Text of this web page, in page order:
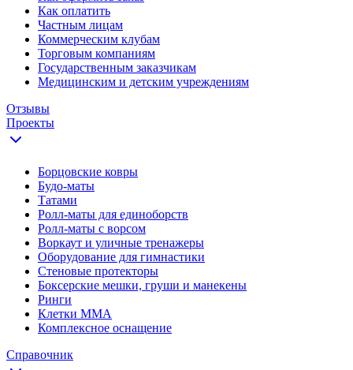
Как оплатить
Частным лицам
Коммерческим клубам
Торговым компаниям
Государственным заказчикам
Медицинским и детским учреждениям
Отзывы
Проекты
Борцовские ковры
Будо-маты
Татами
Ролл-маты для единоборств
Ролл-маты с ворсом
Воркаут и уличные тренажеры
Оборудование для гимнастики
Стеновые протекторы
Боксерские мешки, груши и манекены
Ринги
Клетки ММА
Комплексное оснащение
Справочник